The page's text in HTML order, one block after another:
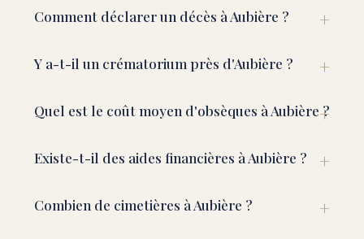
Comment déclarer un décès à Aubière ?
Y a-t-il un crématorium près d'Aubière ?
Quel est le coût moyen d'obsèques à Aubière ?
Existe-t-il des aides financières à Aubière ?
Combien de cimetières à Aubière ?